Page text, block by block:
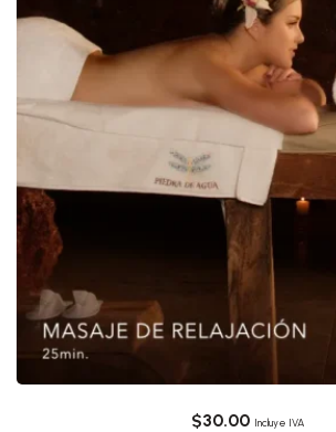
$30.00 Incluye IVA